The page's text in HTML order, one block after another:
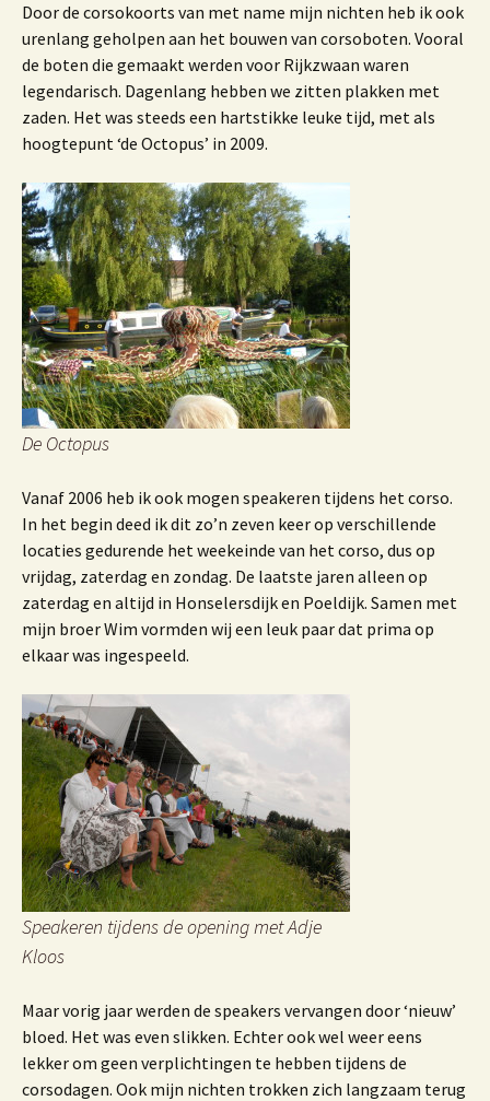
Door de corsokoorts van met name mijn nichten heb ik ook
urenlang geholpen aan het bouwen van corsoboten. Vooral
de boten die gemaakt werden voor Rijkzwaan waren
legendarisch. Dagenlang hebben we zitten plakken met
zaden. Het was steeds een hartstikke leuke tijd, met als
hoogtepunt ‘de Octopus’ in 2009.
De Octopus
Vanaf 2006 heb ik ook mogen speakeren tijdens het corso.
In het begin deed ik dit zo’n zeven keer op verschillende
locaties gedurende het weekeinde van het corso, dus op
vrijdag, zaterdag en zondag. De laatste jaren alleen op
zaterdag en altijd in Honselersdijk en Poeldijk. Samen met
mijn broer Wim vormden wij een leuk paar dat prima op
elkaar was ingespeeld.
Speakeren tijdens de opening met Adje
Kloos
Maar vorig jaar werden de speakers vervangen door ‘nieuw’
bloed. Het was even slikken. Echter ook wel weer eens
lekker om geen verplichtingen te hebben tijdens de
corsodagen. Ook mijn nichten trokken zich langzaam terug